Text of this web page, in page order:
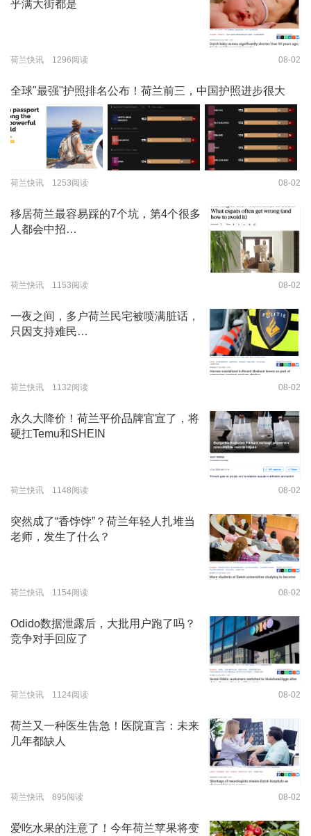
乎满大街都是
荷兰快讯 1296阅读 08-02
全球"最强"护照排名公布！荷兰前三，中国护照进步很大
荷兰快讯 1253阅读 08-02
移居荷兰最容易踩的7个坑，第4个很多
人都会中招…
荷兰快讯 1153阅读 08-02
一夜之间，多户荷兰民宅被喷满脏话，
只因支持难民…
荷兰快讯 1132阅读 08-02
永久大降价！荷兰平价品牌官宣了，将
硬扛Temu和SHEIN
荷兰快讯 1148阅读 08-02
突然成了“香饽饽”？荷兰年轻人扎堆当
老师，发生了什么？
荷兰快讯 1154阅读 08-02
Odido数据泄露后，大批用户跑了吗？
竞争对手回应了
荷兰快讯 1124阅读 08-02
荷兰又一种医生告急！医院直言：未来
几年都缺人
荷兰快讯 895阅读 08-02
爱吃水果的注意了！今年荷兰苹果将变